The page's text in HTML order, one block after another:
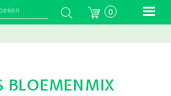
0
BLOEMENMIX